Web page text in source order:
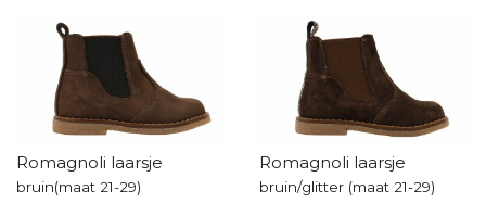
Romagnoli laarsje
bruin(maat 21-29)
Romagnoli laarsje
bruin/glitter (maat 21-29)